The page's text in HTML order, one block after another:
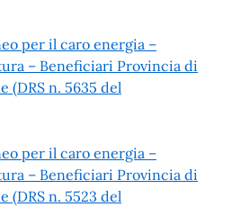
per il caro energia –
– Beneficiari Provincia di
(DRS n. 5635 del
per il caro energia –
– Beneficiari Provincia di
(DRS n. 5523 del